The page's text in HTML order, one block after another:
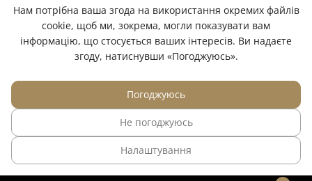
ПРО МАГАЗИН
МИ У СОЦМЕРЕЖАХ:
© 2015 — 2026, Інтернет-магазин медичного одягу InWhite.
Сайт створено вSago Group
Нам потрібна ваша згода на використання окремих файлів
cookie, щоб ми, зокрема, могли показувати вам
інформацію, що стосується ваших інтересів. Ви надаєте
згоду, натиснувши «Погоджуюсь».
Налаштування
Не погоджуюсь
Погоджуюсь